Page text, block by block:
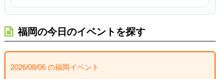
福岡の今日のイベントを探す
2026/08/06 の福岡イベント